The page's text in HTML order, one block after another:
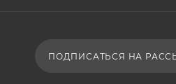
ПОДПИСАТЬСЯ НА